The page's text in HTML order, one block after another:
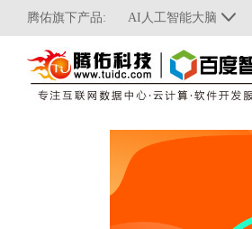
腾佑旗下产品: AI人工智能大脑